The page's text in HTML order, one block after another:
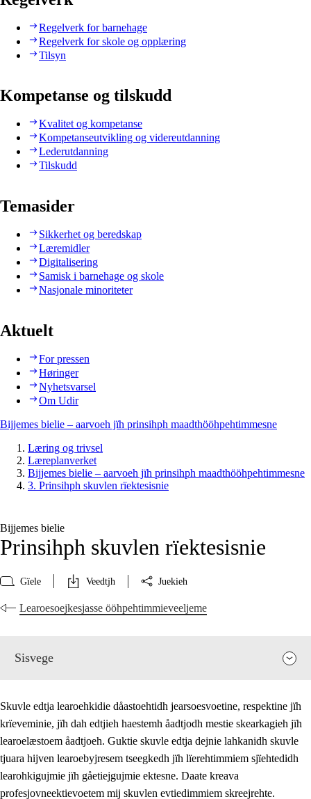
Regelverk for barnehage
Regelverk for skole og opplæring
Tilsyn
Kompetanse og tilskudd
Kvalitet og kompetanse
Kompetanseutvikling og videreutdanning
Lederutdanning
Tilskudd
Temasider
Sikkerhet og beredskap
Læremidler
Digitalisering
Samisk i barnehage og skole
Nasjonale minoriteter
Aktuelt
For pressen
Høringer
Nyhetsvarsel
Om Udir
Bijjemes bielie – aarvoeh jïh prinsihph maadthööhpehtimmesne
Læring og trivsel
Læreplanverket
Bijjemes bielie – aarvoeh jïh prinsihph maadthööhpehtimmesne
3. Prinsihph skuvlen rïektesisnie
Bijjemes bielie
Prinsihph skuvlen rïektesisnie
Gïele Veedtjh Juekieh
Learoesoejkesjasse ööhpehtimmieveeljeme
Sisvege
Skuvle edtja learoehkidie dåastoehtidh jearsoesvoetine, respektine jïh
krïeveminie, jïh dah edtjieh haestemh åadtjodh mestie skearkagieh jïh
learoelæstoem åadtjoeh. Guktie skuvle edtja dejnie lahkanidh skuvle
tjuara hijven learoebyjresem tseegkedh jïh lïerehtimmiem sjïehtedidh
learohkigujmie jïh gåetiejgujmie ektesne. Daate kreava
profesjovneektievoetem mij skuvlen evtiedimmiem skreejrehte.